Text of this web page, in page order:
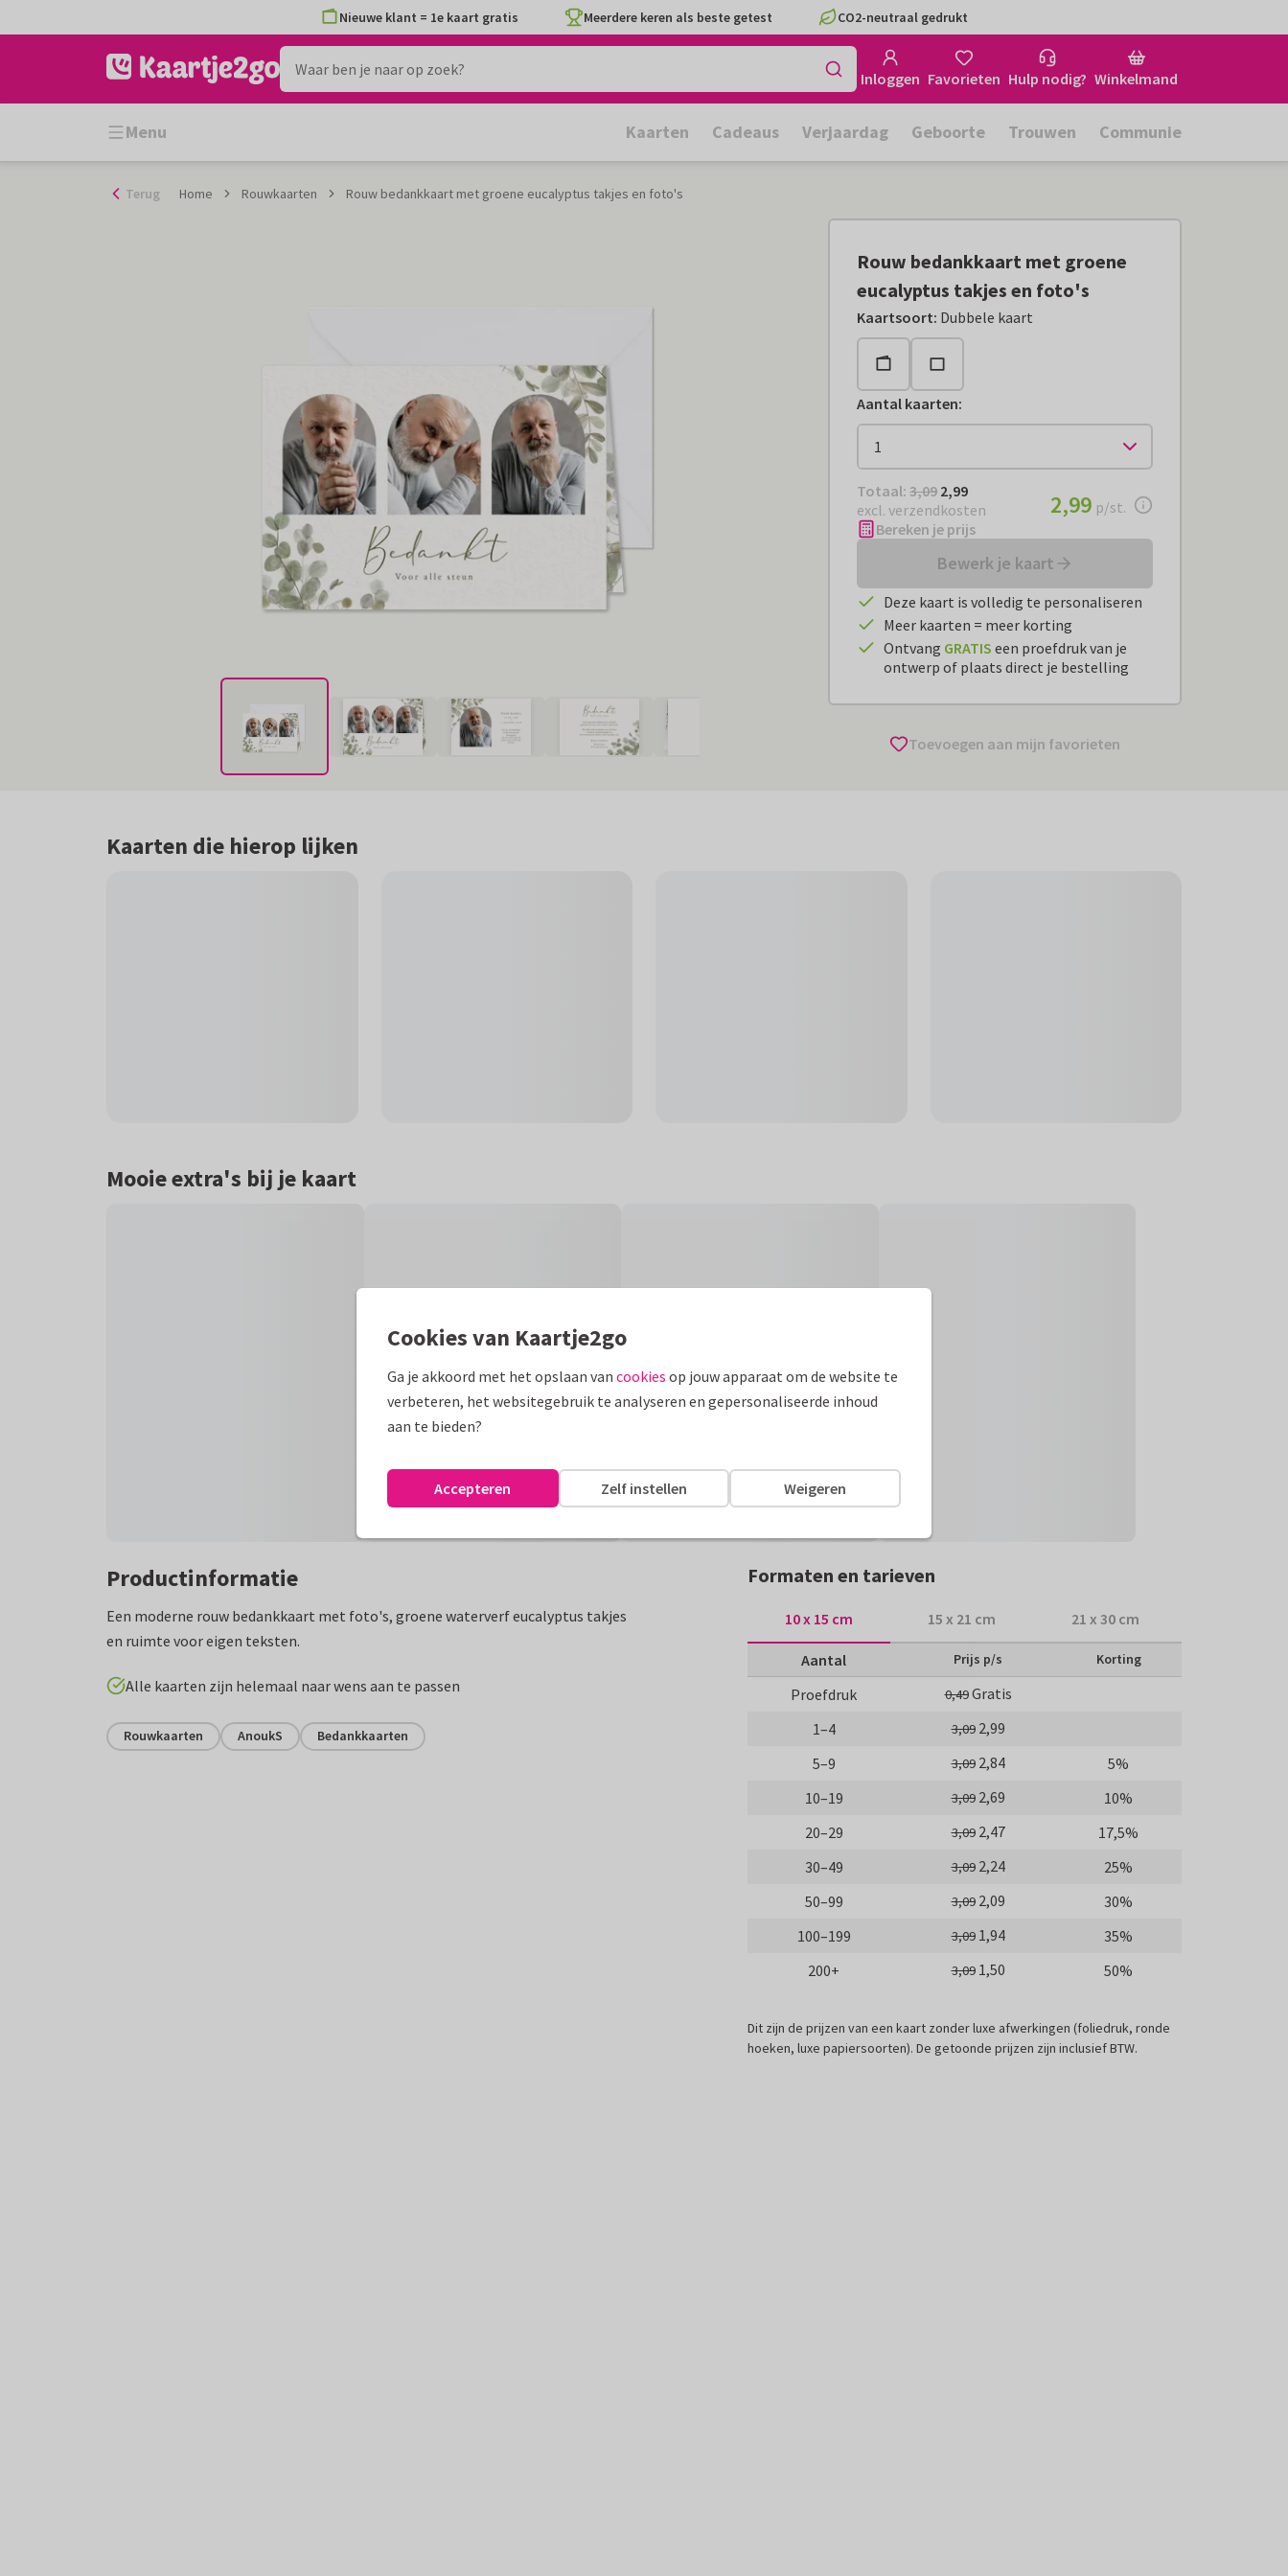
naar
Nieuwe klant = 1e kaart gratis Meerdere keren als beste getest CO2-neutraal gedrukt
Inloggen Favorieten Hulp nodig? Winkelmand
Menu Kaarten Cadeaus Verjaardag Geboorte Trouwen Communie
Terug Home Rouwkaarten Rouw bedankkaart met groene eucalyptus takjes en foto's
Rouw bedankkaart met groene
eucalyptus takjes en foto's
Kaartsoort: Dubbele kaart
Aantal kaarten:
Totaal: € 2,99
Totaal: 3,09 2,99
excl. verzendkosten
€ 2,99per stuk
2,99 p/st.
Bereken je prijs
Bewerk je kaart
Deze kaart is volledig te personaliseren
Meer kaarten = meer korting
Ontvang GRATIS een proefdruk van je
ontwerp of plaats direct je bestelling
Toevoegen aan mijn favorieten
Kaarten die hierop lijken
Mooie extra's bij je kaart
Productinformatie
Een moderne rouw bedankkaart met foto's, groene waterverf eucalyptus takjes
en ruimte voor eigen teksten.
Alle kaarten zijn helemaal naar wens aan te passen
Rouwkaarten AnoukS Bedankkaarten
Formaten en tarieven
10 x 15 cm 15 x 21 cm 21 x 30 cm
Aantal Prijs p/s Korting
Proefdruk 0,49Gratis
1–4
3,09 2,99
5–9
3,09 2,84
5%
10–19
3,09 2,69
10%
20–29
3,09 2,47
17,5%
30–49
3,09 2,24
25%
50–99
3,09 2,09
30%
100–199
3,09 1,94
35%
200+
3,09 1,50 50%
Dit zijn de prijzen van een kaart zonder luxe afwerkingen (foliedruk, ronde
hoeken, luxe papiersoorten). De getoonde prijzen zijn inclusief BTW.
Cookies van Kaartje2go
Ga je akkoord met het opslaan van cookies op jouw apparaat om de website te
verbeteren, het websitegebruik te analyseren en gepersonaliseerde inhoud
aan te bieden?
Weigeren
Zelf instellen
Accepteren